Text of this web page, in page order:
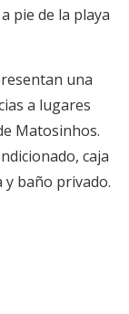
pie de la playa
una
a lugares
Matosinhos.
caja
baño privado.